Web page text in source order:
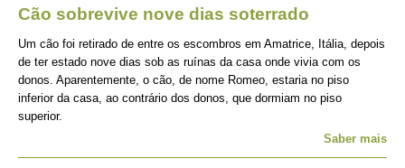
Cão sobrevive nove dias soterrado
Um cão foi retirado de entre os escombros em Amatrice, Itália, depois
de ter estado nove dias sob as ruínas da casa onde vivia com os
donos. Aparentemente, o cão, de nome Romeo, estaria no piso
inferior da casa, ao contrário dos donos, que dormiam no piso
superior.
Saber mais